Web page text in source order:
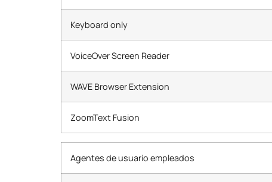
Keyboard only
VoiceOver Screen Reader
WAVE Browser Extension
ZoomText Fusion
Agentes de usuario empleados